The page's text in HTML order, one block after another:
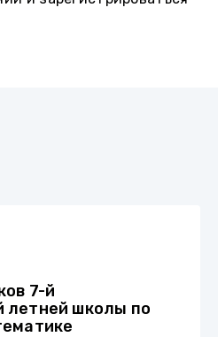
7-й
школы по